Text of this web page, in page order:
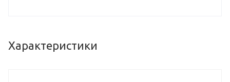
Характеристики